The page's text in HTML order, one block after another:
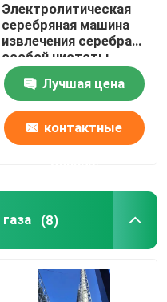
Электролитическая
серебряная машина
извлечения серебра
особой чистоты
системы 99,99%
спасенияЛучшая цена
контактные
(8)